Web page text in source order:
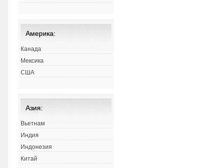
Америка:
Канада
Мексика
США
Азия:
Вьетнам
Индия
Индонезия
Китай